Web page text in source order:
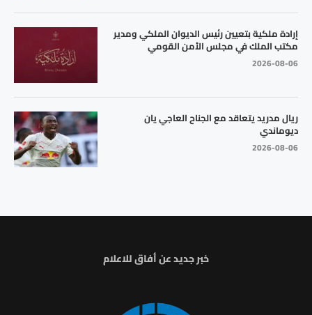
إرادة ملكية بتعيين رئيس الديوان الملكي ومدير
مكتب الملك في مجلس الأمن القومي
2026-08-06
ريال مدريد يتعاقد مع الجناح العاجي يان
ديوماندي
2026-08-06
خبر جديد عن أفاق للاعلام